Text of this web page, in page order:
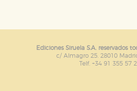
Ediciones Siruela S.A. reservados
c/ Almagro 25. 28010
Telf. +34 91 355 57